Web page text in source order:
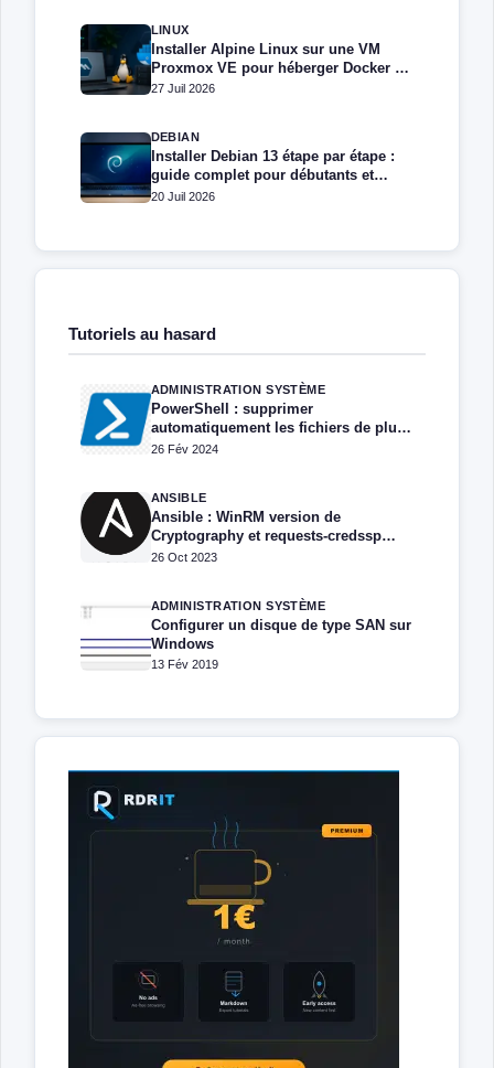
LINUX
Installer Alpine Linux sur une VM
Proxmox VE pour héberger Docker et
Docker Compose
27 Juil 2026
DEBIAN
Installer Debian 13 étape par étape :
guide complet pour débutants et
administrateurs
20 Juil 2026
Tutoriels au hasard
ADMINISTRATION SYSTÈME
PowerShell : supprimer
automatiquement les fichiers de plus
de X jours
26 Fév 2024
ANSIBLE
Ansible : WinRM version de
Cryptography et requests-credssp
compatible avec Windows
26 Oct 2023
ADMINISTRATION SYSTÈME
Configurer un disque de type SAN sur
Windows
13 Fév 2019